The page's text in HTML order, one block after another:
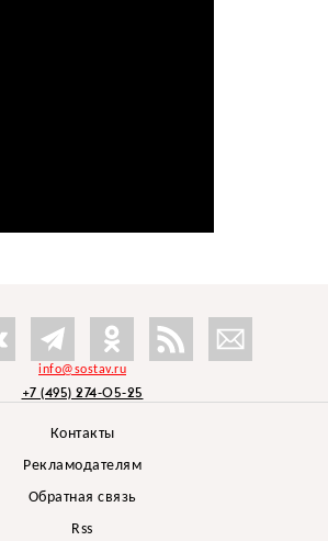
info@sostav.ru
+7 (495) 274-05-25
Контакты
Рекламодателям
Обратная связь
Rss